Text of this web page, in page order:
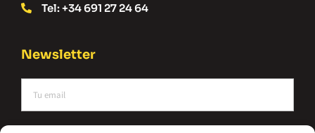
Tel: +34 691 27 24 64
Newsletter